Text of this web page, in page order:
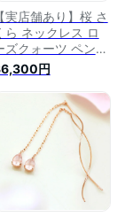
【実店舗あり】桜 さ
ら ネックレス ロ
ズクォーツ ペンダ
ト サクラ K10 10
ゴールド ピンク
ゴールド WISP ウィ
スプ ジュエリー ア
クセサリー グァバク
ォーツ ダイヤモンド
桜モチーフ 春 ギフ
ト プレゼント ピン
円